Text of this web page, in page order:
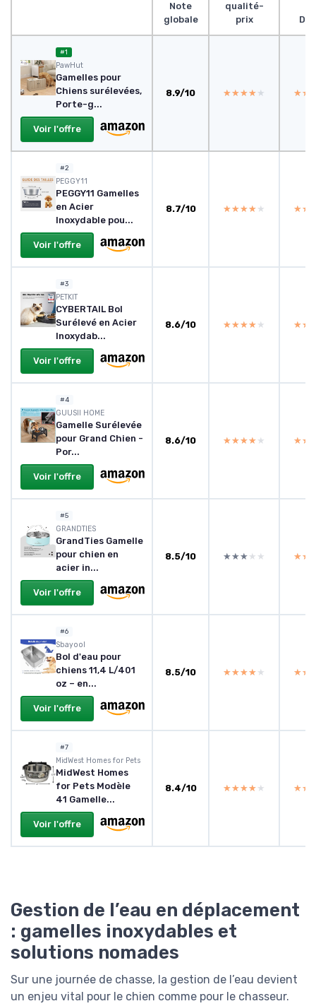
Note
globale
qualité-
prix
#1
‎PawHut
Gamelles pour
Chiens surélevées,
Porte-g...
Voir l'offre
8.9/10 ★★★★★
★★★★★
#2
PEGGY11
PEGGY11 Gamelles
en Acier
Inoxydable pou...
Voir l'offre
8.7/10 ★★★★★
★★★★★
#3
PETKIT
CYBERTAIL Bol
Surélevé en Acier
Inoxydab...
Voir l'offre
8.6/10 ★★★★★
★★★★★
#4
GUUSII HOME
Gamelle Surélevée
pour Grand Chien -
Por...
Voir l'offre
8.6/10 ★★★★★
★★★★★
#5
GRANDTIES
GrandTies Gamelle
pour chien en
acier in...
Voir l'offre
8.5/10 ★★★★★
★★★★★
#6
Sbayool
Bol d'eau pour
chiens 11,4 L/401
oz – en...
Voir l'offre
8.5/10 ★★★★★
★★★★★
#7
MidWest Homes for Pets
MidWest Homes
for Pets Modèle
41 Gamelle...
Voir l'offre
8.4/10 ★★★★★
★★★★★
Gestion de l’eau en déplacement
: gamelles inoxydables et
solutions nomades
Sur une journée de chasse, la gestion de l’eau devient
un enjeu vital pour le chien comme pour le chasseur.